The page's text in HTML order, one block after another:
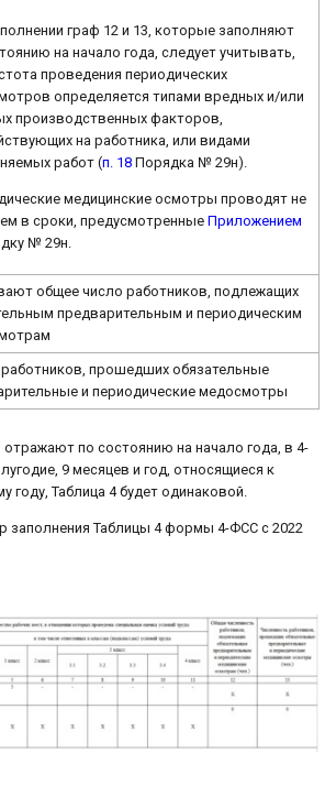
граф 12 и 13, которые заполняют
на начало года, следует учитывать,
проведения периодических
определяется типами вредных и/или
производственных факторов,
на работника, или видами
работ (п. 18 Порядка № 29н).
медицинские осмотры проводят не
в сроки, предусмотренныеПриложением
№ 29н.
общее число работников, подлежащих
предварительным и периодическим
прошедших обязательные
и периодические медосмотры
по состоянию на начало года, в 4-
9 месяцев и год, относящиеся к
году, Таблица 4 будет одинаковой.
заполнения Таблицы 4 формы 4-ФСС с 2022